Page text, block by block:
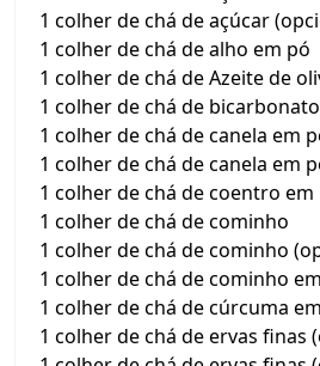
1 colher de chá de açúcar
1 colher de chá de alho em pó
1 colher de chá de Azeite de
1 colher de chá de
1 colher de chá de canela em
1 colher de chá de canela em
1 colher de chá de coentro em
1 colher de chá de cominho
1 colher de chá de cominho
1 colher de chá de cominho
1 colher de chá de cúrcuma
1 colher de chá de ervas finas